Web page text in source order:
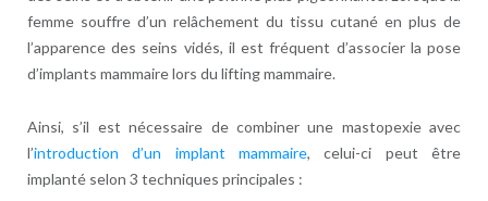
femme souffre d’un relâchement du tissu cutané en plus de
l’apparence des seins vidés, il est fréquent d’associer la pose
d’implants mammaire lors du lifting mammaire.
Ainsi, s’il est nécessaire de combiner une mastopexie avec
l’introduction d’un implant mammaire, celui-ci peut être
implanté selon 3 techniques principales :